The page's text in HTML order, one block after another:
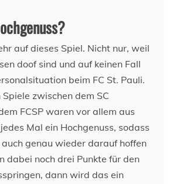
auf dieses Spiel. Nicht nur, weil
doof sind und auf keinen Fall
beim FC St. Pauli.
zwischen dem SC
FCSP waren vor allem aus
Mal ein Hochgenuss, sodass
genau wieder darauf hoffen
dabei noch drei Punkte für den
dann wird das ein